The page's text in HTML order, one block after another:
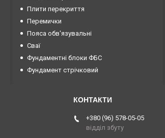
Плити перекриття
Перемички
Пояса обв'язувальні
Сваї
Фундаментні блоки ФБС
Фундамент стрічковий
+380 (96) 578-05-05
відділ збуту